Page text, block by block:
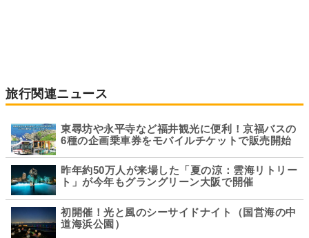
旅行関連ニュース
東尋坊や永平寺など福井観光に便利！京福バスの
6種の企画乗車券をモバイルチケットで販売開始
昨年約50万人が来場した「夏の涼：雲海リトリー
ト」が今年もグラングリーン大阪で開催
初開催！光と風のシーサイドナイト（国営海の中
道海浜公園）